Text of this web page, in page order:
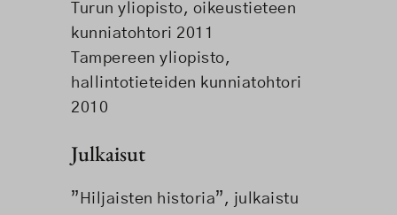
Turun yliopisto, oikeustieteen
kunniatohtori 2011
Tampereen yliopisto,
hallintotieteiden kunniatohtori
2010
Julkaisut
”Hiljaisten historia”, julkaistu